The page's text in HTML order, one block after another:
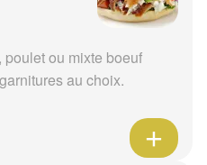
ou mixte boeuf
au choix.